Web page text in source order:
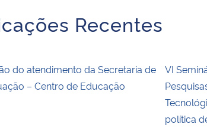
Recentes
do atendimento da Secretaria de
– Centro de Educação
VI
política